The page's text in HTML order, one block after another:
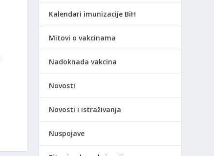
Kalendari imunizacije BiH
Mitovi o vakcinama
Nadoknada vakcina
Novosti
Novosti i istraživanja
Nuspojave